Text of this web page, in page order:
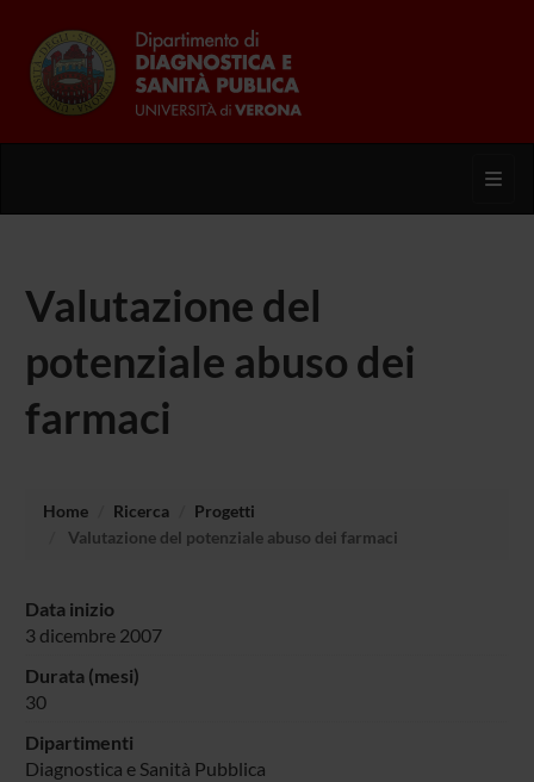
Valutazione del
potenziale abuso dei
farmaci
Home Ricerca
Progetti
Valutazione del potenziale abuso dei farmaci
Data inizio
3 dicembre 2007
Durata (mesi)
30
Dipartimenti
Diagnostica e Sanità Pubblica